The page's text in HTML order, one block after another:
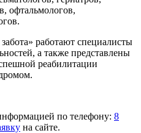
офтальмологов,
работают специалисты
а также представлены
реабилитации
по телефону: 8
на сайте.